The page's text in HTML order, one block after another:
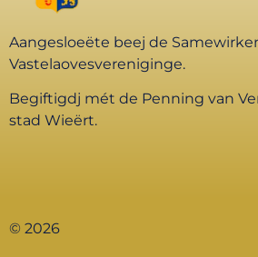
Aangesloeëte beej de
Vastelaovesvereniginge.
Begiftigdj mét de Penning van
stad Wieërt.
© 2026